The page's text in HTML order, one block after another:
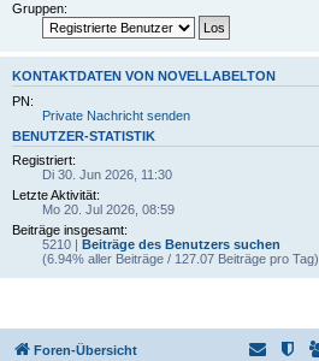
Gruppen:
KONTAKTDATEN VON NOVELLABELTON
PN:
Private Nachricht senden
BENUTZER-STATISTIK
Registriert:
Di 30. Jun 2026, 11:30
Letzte Aktivität:
Mo 20. Jul 2026, 08:59
Beiträge insgesamt:
5210 | Beiträge des Benutzers suchen
(6.94% aller Beiträge / 127.07 Beiträge pro Tag)
Foren-Übersicht